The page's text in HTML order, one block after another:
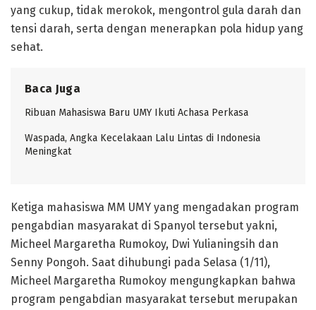
yang cukup, tidak merokok, mengontrol gula darah dan
tensi darah, serta dengan menerapkan pola hidup yang
sehat.
Baca Juga
Ribuan Mahasiswa Baru UMY Ikuti Achasa Perkasa
Waspada, Angka Kecelakaan Lalu Lintas di Indonesia
Meningkat
Ketiga mahasiswa MM UMY yang mengadakan program
pengabdian masyarakat di Spanyol tersebut yakni,
Micheel Margaretha Rumokoy, Dwi Yulianingsih dan
Senny Pongoh. Saat dihubungi pada Selasa (1/11),
Micheel Margaretha Rumokoy mengungkapkan bahwa
program pengabdian masyarakat tersebut merupakan